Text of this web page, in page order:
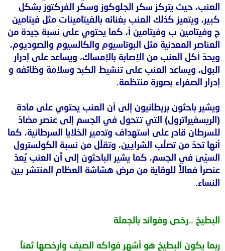
العنب، حيث يتركز سكر الجلوكوز وسكر الفركتوز بشكل
كبير، ويتميز كذلك العنب بغنائه بالفيتامينات مثل فيتامين
ج وفيتامين ب وفيتامين أ، كما يحتوي على نسبة جيدة من
العناصر المعدنية مثل البوتاسيوم والكالسيوم والصوديوم،
ويحدّ أكل العنب من الإصابة بالإمساك، ويساعد على إدرار
البول، ويساعد العنب على تنشيط الكبد وسلامة وظائفه و
إدرار الصفراء بصورة منتظمة.
ويشير باحثون بريطانيون إلى أن العنب يحتوي على مادة
(الريسفيراترول) التي تتحول في الجسم إلى عنصر مضادّ
للسرطان قادر على استهداف وتدمير الخلايا السرطانية، كما
أنها تحدّ من تصلّب الشرايين، وتقلّل من نسبة الكولسترول
السيّئ في الجسم، كما يشير الباحثون إلى أن العنب يُعدّ
عنصراً فعالاً للوقاية من مرض هشاشة العظام المنتشر بين
النساء.
البطيخ ..رخص وفوائد بالجملة
ربما يكون البطيخ هو أشهر فواكه الصيف وأرخصها ثمناً